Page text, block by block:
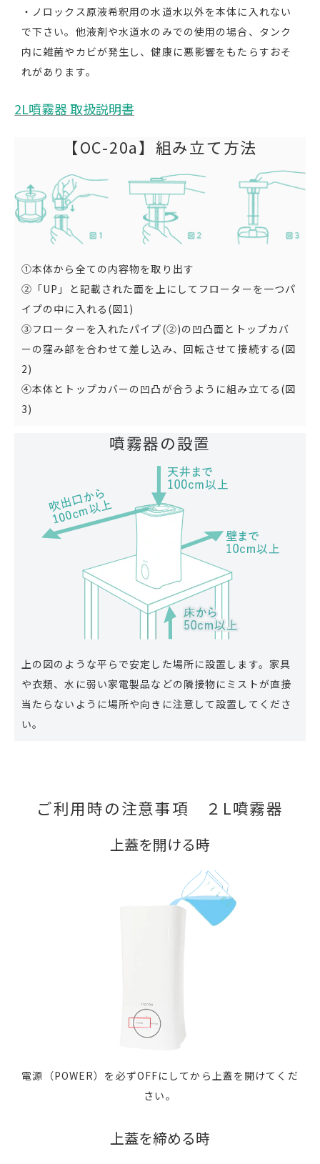
・ノロックス原液希釈用の水道水以外を本体に入れない
で下さい。他液剤や水道水のみでの使用の場合、タンク
内に雑菌やカビが発生し、健康に悪影響をもたらすおそ
れがあります。
2L噴霧器 取扱説明書
【OC-20a】組み立て方法
①本体から全ての内容物を取り出す
②「UP」と記載された面を上にしてフローターを一つパ
イプの中に入れる(図1)
③フローターを入れたパイプ(②)の凹凸面とトップカバ
ーの窪み部を合わせて差し込み、回転させて接続する(図
2)
④本体とトップカバーの凹凸が合うように組み立てる(図
3)
噴霧器の設置
上の図のような平らで安定した場所に設置します。家具
や衣類、水に弱い家電製品などの隣接物にミストが直接
当たらないように場所や向きに注意して設置してくださ
い。
ご利用時の注意事項　２L噴霧器
上蓋を開ける時
電源（POWER）を必ずOFFにしてから上蓋を開けてくだ
さい。
上蓋を締める時